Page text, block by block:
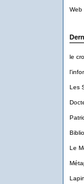
Web
le
Les
Le